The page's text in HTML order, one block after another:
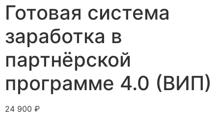
Готовая система
заработка в
партнёрской
программе 4.0 (ВИП)
24 900 ₽